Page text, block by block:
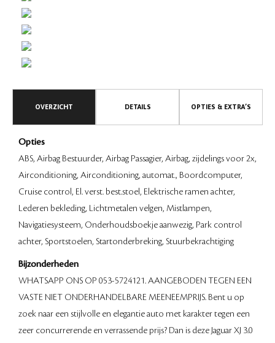
OVERZICHT DETAILS OPTIES & EXTRA’S
Opties
ABS, Airbag Bestuurder, Airbag Passagier, Airbag, zijdelings voor 2x,
Airconditioning, Airconditioning, automat., Boordcomputer,
Cruise control, El. verst. best.stoel, Elektrische ramen achter,
Lederen bekleding, Lichtmetalen velgen, Mistlampen,
Navigatiesysteem, Onderhoudsboekje aanwezig, Park control
achter, Sportstoelen, Startonderbreking, Stuurbekrachtiging
Bijzonderheden
WHATSAPP ONS OP 053-5724121. AANGEBODEN TEGEN EEN
VASTE NIET ONDERHANDELBARE MEENEEMPRIJS. Bent u op
zoek naar een stijlvolle en elegantie auto met karakter tegen een
zeer concurrerende en verrassende prijs? Dan is deze Jaguar XJ 3.0